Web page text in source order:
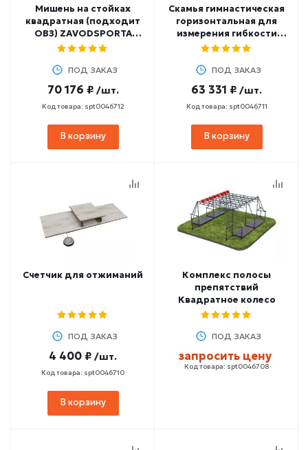
Мишень на стойках
квадратная (подходит
ОВЗ) ZAVODSPORTA
W253 GTO
ПОД ЗАКАЗ
70 176 ₽ /шт.
Код товара: spt0046712
В корзину
Скамья гимнастическая
горизонтальная для
измерения гибкости
ZAVODSPORTA W232 GTO
ПОД ЗАКАЗ
63 331 ₽ /шт.
Код товара: spt0046711
В корзину
Счетчик для отжиманий
ПОД ЗАКАЗ
4 400 ₽ /шт.
Код товара: spt0046710
В корзину
Комплекс полосы
препятствий
Квадратное колесо
ПОД ЗАКАЗ
запросить цену
Код товара: spt0046708